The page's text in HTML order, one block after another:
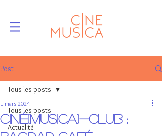
Post
Tous les posts
Actualité
Tous les posts
Ciné(Musica)-Club :
1 mars 2024